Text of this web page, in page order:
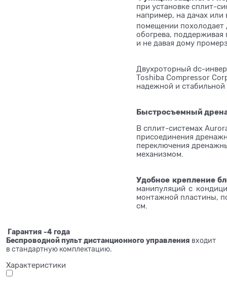
при установке сплит-
например, на дачах или
помещении похолодает
обогрева,
и не давая дому
Двухроторный dc-
Toshiba Compressor
надежной и
Быстросъемный
В сплит-системах
присоединения
переключения
механизмом.
Удобное крепление
манипуляций с
монтажной пластины,
см.
Гарантия -4 года
Беспроводной пульт дистанционного управления входит
в стандартную комплектацию.
Характеристики